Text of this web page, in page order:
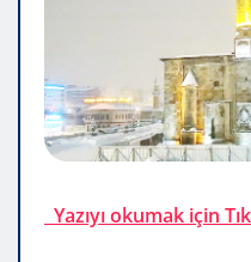
Yazıyı okumak için